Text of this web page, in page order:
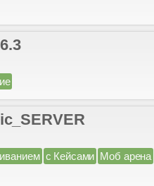
с Кейсами Моб арена